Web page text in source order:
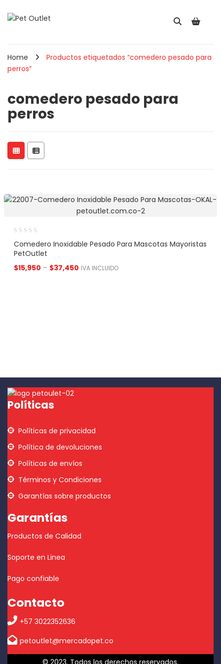
Home
Productos etiquetados “comedero pesado para
perros”
comedero pesado para
perros
Comedero Inoxidable Pesado Para Mascotas Mayoristas
PetOutlet
$15,950 – $37,450 IVA INCLUIDO
Políticas
Políticas de privacidad
Política de devoluciones
Políticas de envíos
Términos y Condiciones
Garantías sobre productos
Garantías
Productos de Calidad
Soporte en Linea
Pago confiable
Contacto
+57 3022352636
petoutlet@mercadopet.co
© 2023. Todos los derechos reservados.